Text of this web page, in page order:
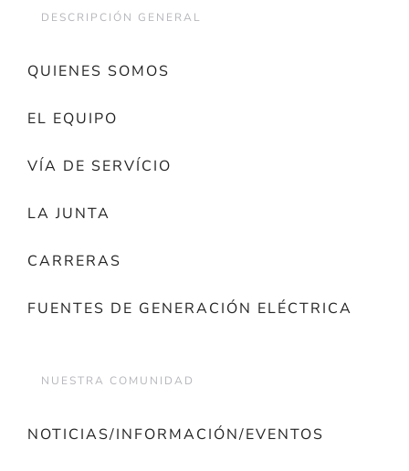
DESCRIPCIÓN GENERAL
QUIENES SOMOS
EL EQUIPO
VÍA DE SERVÍCIO
LA JUNTA
CARRERAS
FUENTES DE GENERACIÓN ELÉCTRICA
NUESTRA COMUNIDAD
NOTICIAS/INFORMACIÓN/EVENTOS